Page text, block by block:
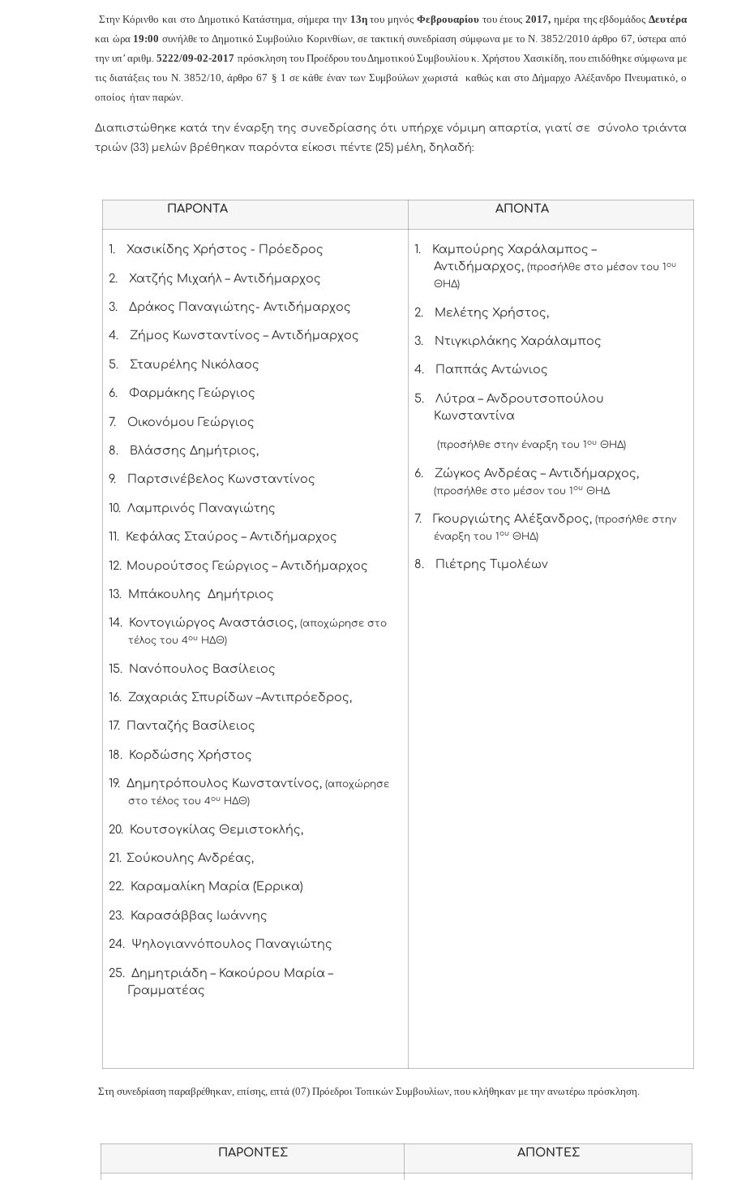
Στην Κόρινθο και στο Δημοτικό Κατάστημα, σήμερα την 13ητου μηνός Φεβρουαρίουτου έτους2017, ημέρα της εβδομάδοςΔευτέρα
και ώρα 19:00 συνήλθε το Δημοτικό Συμβούλιο Κορινθίων, σε τακτική συνεδρίαση σύμφωνα με το Ν. 3852/2010 άρθρο 67, ύστερα από
την υπ’ αριθμ.5222/09-02-2017 πρόσκληση του Προέδρου του Δημοτικού Συμβουλίου κ. Χρήστου Χασικίδη, που επιδόθηκε σύμφωνα με
τις διατάξεις του Ν. 3852/10, άρθρο 67 § 1 σε κάθε έναν των Συμβούλων χωριστά καθώς και στο Δήμαρχο Αλέξανδρο Πνευματικό, ο
οποίος ήταν παρών.
Διαπιστώθηκε κατά την έναρξη της συνεδρίασης ότι υπήρχε νόμιμη απαρτία, γιατί σε σύνολο τριάντα
τριών (33) μελών βρέθηκαν παρόντα είκοσι πέντε (25) μέλη, δηλαδή:
ΠΑΡΟΝΤΑ ΑΠΟΝΤΑ
1. Χασικίδης Χρήστος - Πρόεδρος
2. Χατζής Μιχαήλ – Αντιδήμαρχος
3. Δράκος Παναγιώτης- Αντιδήμαρχος
4. Ζήμος Κωνσταντίνος – Αντιδήμαρχος
5. Σταυρέλης Νικόλαος
6. Φαρμάκης Γεώργιος
7. Οικονόμου Γεώργιος
8. Βλάσσης Δημήτριος,
9. Παρτσινέβελος Κωνσταντίνος
10. Λαμπρινός Παναγιώτης
11. Κεφάλας Σταύρος – Αντιδήμαρχος
12. Μουρούτσος Γεώργιος – Αντιδήμαρχος
13. Μπάκουλης Δημήτριος
14. Κοντογιώργος Αναστάσιος,(αποχώρησε στο
τέλος του 4ουΗΔΘ)
15. Νανόπουλος Βασίλειος
16. Ζαχαριάς Σπυρίδων –Αντιπρόεδρος,
17. Πανταζής Βασίλειος
18. Κορδώσης Χρήστος
19. Δημητρόπουλος Κωνσταντίνος, (αποχώρησε
στο τέλος του 4ουΗΔΘ)
20. Κουτσογκίλας Θεμιστοκλής,
21. Σούκουλης Ανδρέας,
22. Καραμαλίκη Μαρία (Έρρικα)
23. Καρασάββας Ιωάννης
24. Ψηλογιαννόπουλος Παναγιώτης
25. Δημητριάδη – Κακούρου Μαρία –
Γραμματέας
1.
Καμπούρης Χαράλαμπος –
Αντιδήμαρχος, (προσήλθε στο μέσον του 1 ου
ΘΗΔ)
2. Μελέτης Χρήστος,
3. Ντιγκιρλάκης Χαράλαμπος
4. Παππάς Αντώνιος
5.
Λύτρα – Ανδρουτσοπούλου
Κωνσταντίνα
(προσήλθε στην έναρξη του 1 ουΘΗΔ)
6. Ζώγκος Ανδρέας – Αντιδήμαρχος,
(προσήλθε στο μέσον του 1ουΘΗΔ
7. Γκουργιώτης Αλέξανδρος, (προσήλθε στην
έναρξη του 1 ουΘΗΔ)
8. Πιέτρης Τιμολέων
Στη συνεδρίαση παραβρέθηκαν, επίσης, επτά (07) Πρόεδροι Τοπικών Συμβουλίων, που κλήθηκαν με την ανωτέρω πρόσκληση.
ΠΑΡΟΝΤΕΣ ΑΠΟΝΤΕΣ